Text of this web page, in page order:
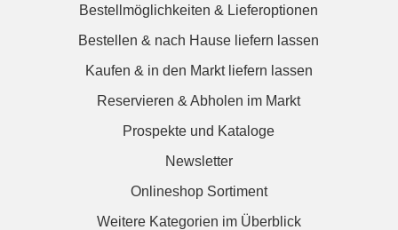
Bestellmöglichkeiten & Lieferoptionen
Bestellen & nach Hause liefern lassen
Kaufen & in den Markt liefern lassen
Reservieren & Abholen im Markt
Prospekte und Kataloge
Newsletter
Onlineshop Sortiment
Weitere Kategorien im Überblick